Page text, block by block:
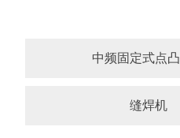
中频固定式点
缝焊机